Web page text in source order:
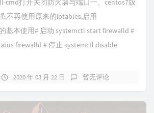
cmd打开关闭防火墙与端口一、centos7版
,不再使用原来的iptables,启用
基本使用# 启动 systemctl start firewalld #
firewalld # 停止 systemctl disable
2020 年 03 月 22 日 暂无评论